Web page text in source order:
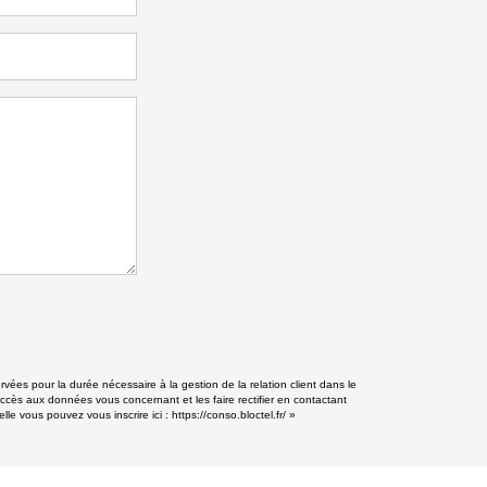
pour la durée nécessaire à la gestion de la relation client dans le
aux données vous concernant et les faire rectifier en contactant
vous pouvez vous inscrire ici : https://conso.bloctel.fr/ »